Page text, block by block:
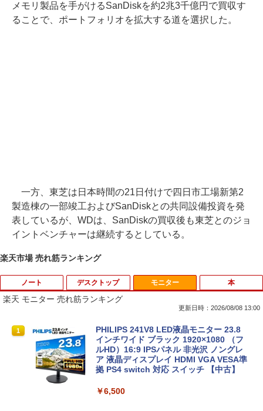
メモリ製品を手がけるSanDiskを約2兆3千億円で買収す
ることで、ポートフォリオを拡大する道を選択した。
一方、東芝は日本時間の21日付けで四日市工場新第2
製造棟の一部竣工およびSanDiskとの共同設備投資を発
表しているが、WDは、SanDiskの買収後も東芝とのジョ
イントベンチャーは継続するとしている。
楽天市場 売れ筋ランキング
ノート
1
ノートパソコン14インチ 極軽量約965g
富士通 LIFEBOOK U748 高性能第7世代
Core i5-7300U カメラ内蔵 メモリ最大16
GB SSD1TB 薄い軽い FHD液晶 type-C
WIFI Bluetooth 中古ノートパソコン Off
ftOffice2024可 Windows11
デスクトップ
1
【Dell Core-i7 & 24インチ2台液晶PCセ
ット】intel Core i7-7700、RAM:16G
B、SSD:選択可能(256GBor512GBor1T
B)/フルHD（1920x1080）液晶モニタ/光
学ドライブ/5.8Ghz WI-FI/Bluetooth/Wi
e/HDMI/デスクトップパソコン(再生中古
モニター
楽天 モニター 売れ筋ランキング
更新日時：2026/08/08 13:00
1
PHILIPS 241V8 LED液晶モニター 23.8
インチワイド ブラック 1920×1080 （フ
ルHD）16:9 IPSパネル 非光沢 ノングレ
ア 液晶ディスプレイ HDMI VGA VESA準
拠 PS4 switch 対応 スイッチ 【中古】
￥6,500
本